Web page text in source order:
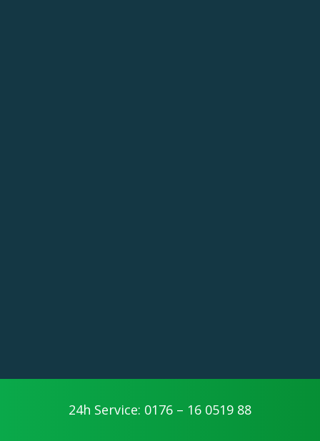
24h Service: 0176 – 16 0519 88